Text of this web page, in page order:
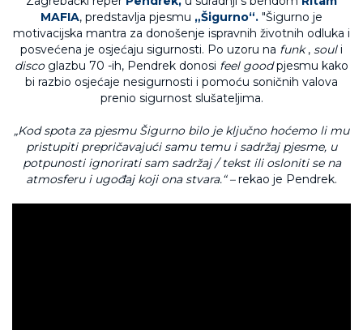
MAFIA, predstavlja pjesmu „Šigurno“. "Šigurno je
motivacijska mantra za donošenje ispravnih životnih odluka i
posvećena je osjećaju sigurnosti. Po uzoru na funk, souli
discoglazbu 70 -ih, Pendrek donosi feel goodpjesmu kako
bi razbio osjećaje nesigurnosti i pomoću soničnih valova
prenio sigurnost slušateljima.
„Kod spota za pjesmu Šigurno bilo je ključno hoćemo li mu
pristupiti prepričavajući samu temu i sadržaj pjesme, u
potpunosti ignorirati sam sadržaj / tekst ili osloniti se na
atmosferu i ugođaj koji ona stvara.“ –rekao je Pendrek.